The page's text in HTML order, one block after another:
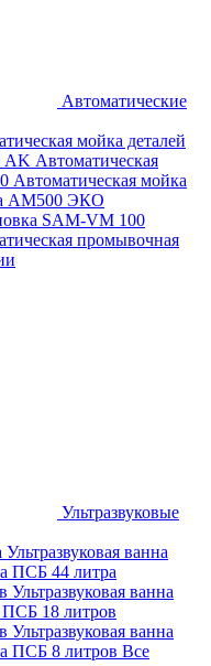
Автоматические
мойка деталей
AK Автоматическая
Автоматическая мойка
АМ500 ЭКО
SAM-VM 100
промывочная
Ультразвуковые
Ультразвуковая ванна
ПСБ 44 литра
Ультразвуковая ванна
ПСБ 18 литров
Ультразвуковая ванна
ПСБ 8 литров Все